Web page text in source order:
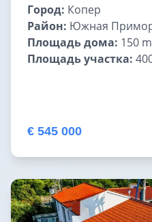
Дома в Любляне
Фермы в Словении
ВНЖ в Словении
Город: Копер
Район: Южная
Площадь дома: 150 m
Площадь участка:
€ 545 000